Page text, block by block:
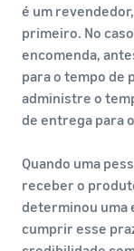
é um
primeiro. No
encomenda,
para o tempo de
administre o
de entrega para
Quando uma
receber o
determinou uma
cumprir esse